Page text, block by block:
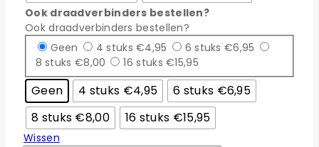
Ook draadverbinders bestellen?
Ook draadverbinders bestellen?
Geen
4 stuks €4,95
6 stuks €6,95
8 stuks €8,00
16 stuks €15,95
Geen 4 stuks €4,95
6 stuks €6,95
8 stuks €8,00
16 stuks €15,95
Wissen